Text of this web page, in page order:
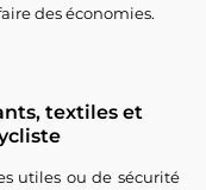
des économies.
textiles et
utiles ou de sécurité